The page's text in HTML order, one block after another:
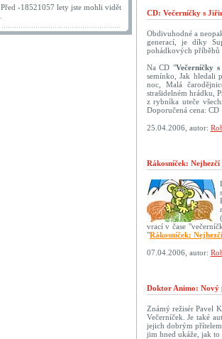
Před -18521057 lety jste mohli vidět
CD: Večerníčky s
Obdivuhodné a
generací, je díky
pohádkových příběhů
Na CD "Večerníčky
semínko, Jak hledali
noc, Malá
strašidelném hrádku,
z rybníka uteče
Doporučená cena:
25.04.2006, autor:
Rákosníček:
vrací v čase
"Rákosníček:
07.04.2006, autor:
Doktor Animo: Nový
Známý režisér Pavel
Večerníček. Je také
jejich dobrým
jim hned ukáže, jak to